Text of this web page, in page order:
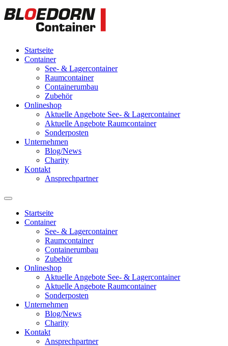
Startseite
Container
See- & Lagercontainer
Raumcontainer
Containerumbau
Zubehör
Onlineshop
Aktuelle Angebote See- & Lagercontainer
Aktuelle Angebote Raumcontainer
Sonderposten
Unternehmen
Blog/News
Charity
Kontakt
Ansprechpartner
Startseite
Container
See- & Lagercontainer
Raumcontainer
Containerumbau
Zubehör
Onlineshop
Aktuelle Angebote See- & Lagercontainer
Aktuelle Angebote Raumcontainer
Sonderposten
Unternehmen
Blog/News
Charity
Kontakt
Ansprechpartner